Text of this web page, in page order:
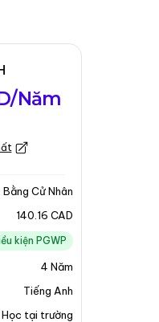
Năm
Bằng Cử Nhân
140.16 CAD
kiện PGWP
4 Năm
Tiếng Anh
Học tại trường